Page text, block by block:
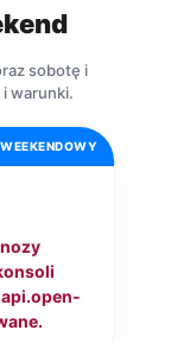
sobotę i
warunki.